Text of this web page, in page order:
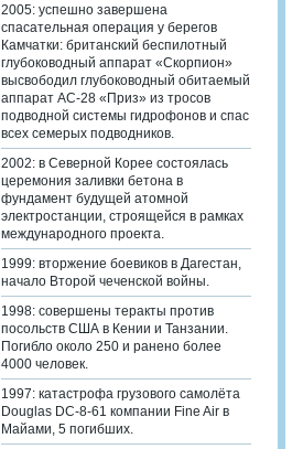
2005: успешно завершена
спасательная операция у берегов
Камчатки: британский беспилотный
глубоководный аппарат «Скорпион»
высвободил глубоководный обитаемый
аппарат АС-28 «Приз» из тросов
подводной системы гидрофонов и спас
всех семерых подводников.
2002: в Северной Корее состоялась
церемония заливки бетона в
фундамент будущей атомной
электростанции, строящейся в рамках
международного проекта.
1999: вторжение боевиков в Дагестан,
начало Второй чеченской войны.
1998: совершены теракты против
посольств США в Кении и Танзании.
Погибло около 250 и ранено более
4000 человек.
1997: катастрофа грузового самолёта
Douglas DC-8-61 компании Fine Air в
Майами, 5 погибших.